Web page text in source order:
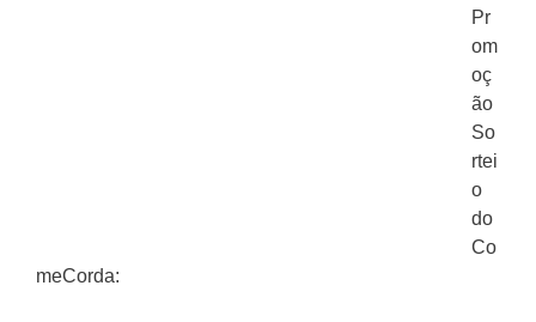
Pr
om
oç
ão
So
rtei
o
do
Co
meCorda: